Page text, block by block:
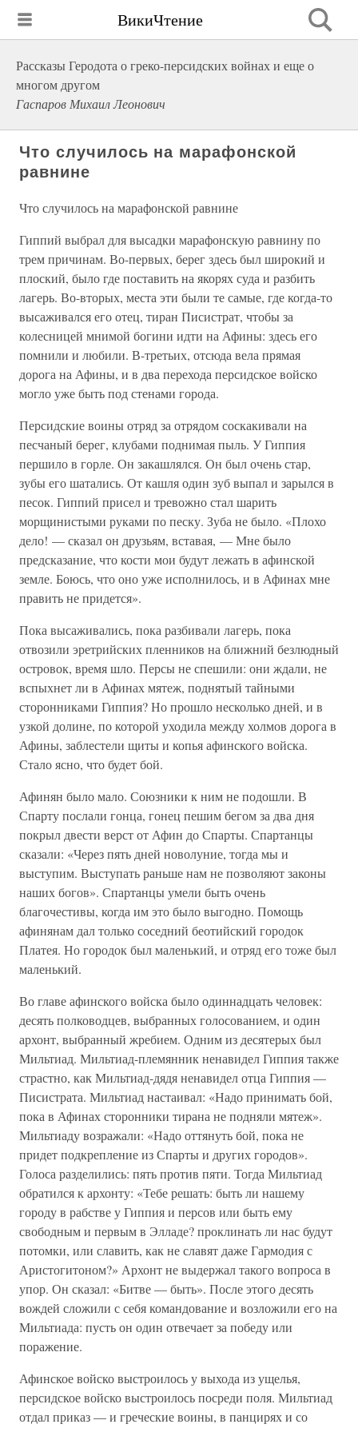
ВикиЧтение
Рассказы Геродота о греко-персидских войнах и еще о
многом другом
Гаспаров Михаил Леонович
Что случилось на марафонской
равнине
Что случилось на марафонской равнине
Гиппий выбрал для высадки марафонскую равнину по
трем причинам. Во-первых, берег здесь был широкий и
плоский, было где поставить на якорях суда и разбить
лагерь. Во-вторых, места эти были те самые, где когда-то
высаживался его отец, тиран Писистрат, чтобы за
колесницей мнимой богини идти на Афины: здесь его
помнили и любили. В-третьих, отсюда вела прямая
дорога на Афины, и в два перехода персидское войско
могло уже быть под стенами города.
Персидские воины отряд за отрядом соскакивали на
песчаный берег, клубами поднимая пыль. У Гиппия
першило в горле. Он закашлялся. Он был очень стар,
зубы его шатались. От кашля один зуб выпал и зарылся в
песок. Гиппий присел и тревожно стал шарить
морщинистыми руками по песку. Зуба не было. «Плохо
дело! — сказал он друзьям, вставая, — Мне было
предсказание, что кости мои будут лежать в афинской
земле. Боюсь, что оно уже исполнилось, и в Афинах мне
править не придется».
Пока высаживались, пока разбивали лагерь, пока
отвозили эретрийских пленников на ближний безлюдный
островок, время шло. Персы не спешили: они ждали, не
вспыхнет ли в Афинах мятеж, поднятый тайными
сторонниками Гиппия? Но прошло несколько дней, и в
узкой долине, по которой уходила между холмов дорога в
Афины, заблестели щиты и копья афинского войска.
Стало ясно, что будет бой.
Афинян было мало. Союзники к ним не подошли. В
Спарту послали гонца, гонец пешим бегом за два дня
покрыл двести верст от Афин до Спарты. Спартанцы
сказали: «Через пять дней новолуние, тогда мы и
выступим. Выступать раньше нам не позволяют законы
наших богов». Спартанцы умели быть очень
благочестивы, когда им это было выгодно. Помощь
афинянам дал только соседний беотийский городок
Платея. Но городок был маленький, и отряд его тоже был
маленький.
Во главе афинского войска было одиннадцать человек:
десять полководцев, выбранных голосованием, и один
архонт, выбранный жребием. Одним из десятерых был
Мильтиад. Мильтиад-племянник ненавидел Гиппия также
страстно, как Мильтиад-дядя ненавидел отца Гиппия —
Писистрата. Мильтиад настаивал: «Надо принимать бой,
пока в Афинах сторонники тирана не подняли мятеж».
Мильтиаду возражали: «Надо оттянуть бой, пока не
придет подкрепление из Спарты и других городов».
Голоса разделились: пять против пяти. Тогда Мильтиад
обратился к архонту: «Тебе решать: быть ли нашему
городу в рабстве у Гиппия и персов или быть ему
свободным и первым в Элладе? проклинать ли нас будут
потомки, или славить, как не славят даже Гармодия с
Аристогитоном?» Архонт не выдержал такого вопроса в
упор. Он сказал: «Битве — быть». После этого десять
вождей сложили с себя командование и возложили его на
Мильтиада: пусть он один отвечает за победу или
поражение.
Афинское войско выстроилось у выхода из ущелья,
персидское войско выстроилось посреди поля. Мильтиад
отдал приказ — и греческие воины, в панцирях и со